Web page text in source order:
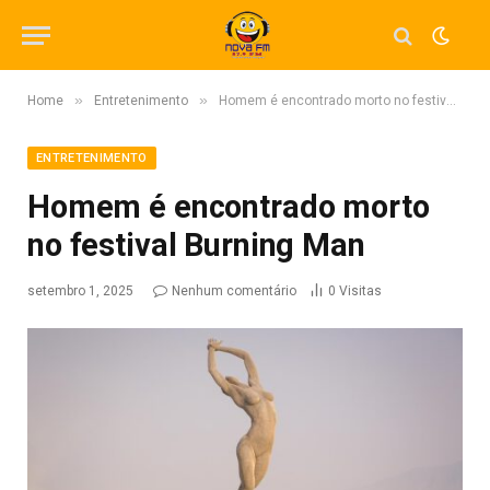
Home » Entretenimento » Homem é encontrado morto no festival Burning Man
ENTRETENIMENTO
Homem é encontrado morto
no festival Burning Man
setembro 1, 2025 Nenhum comentário 0 Visitas